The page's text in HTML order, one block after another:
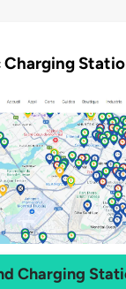
Charging
Charging